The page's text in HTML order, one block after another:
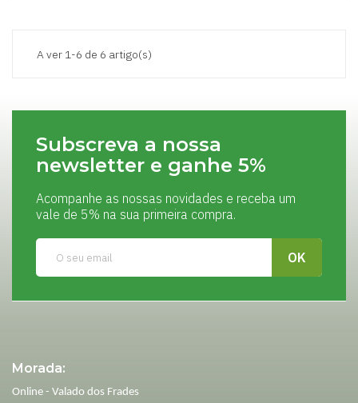
A ver 1-6 de 6 artigo(s)
Subscreva a nossa
newsletter e ganhe 5%
Acompanhe as nossas novidades e receba um
vale de 5% na sua primeira compra.
Morada:
Online - Valado dos Frades